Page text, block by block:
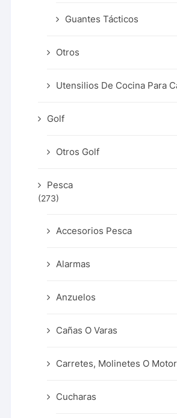
Guantes Tácticos
Otros
Utensilios De Cocina Para
Golf
Otros Golf
Pesca
(273)
Accesorios Pesca
Alarmas
Anzuelos
Cañas O Varas
Carretes, Molinetes O
Cucharas